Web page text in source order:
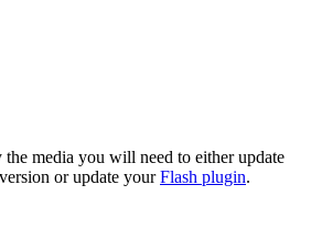
the media you will need to either update
or update yourFlash plugin.